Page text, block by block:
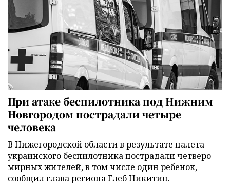
При атаке беспилотника под Нижним
Новгородом пострадали четыре
человека
В Нижегородской области в результате налета
украинского беспилотника пострадали четверо
мирных жителей, в том числе один ребенок,
сообщил глава региона Глеб Никитин.